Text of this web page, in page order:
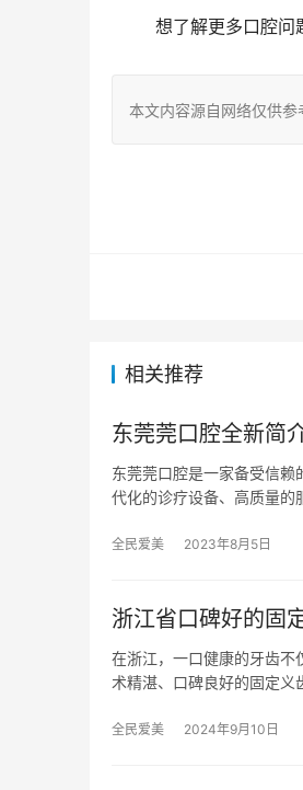
想了解更多口腔
本文内容源自网络仅供
相关推荐
东莞莞口腔全新简
东莞莞口腔是一家备受信
代化的诊疗设备、高质量
全民爱美 2023年8月5日
浙江省口碑好的固
在浙江，一口健康的牙齿不
术精湛、口碑良好的固定
全民爱美 2024年9月10日